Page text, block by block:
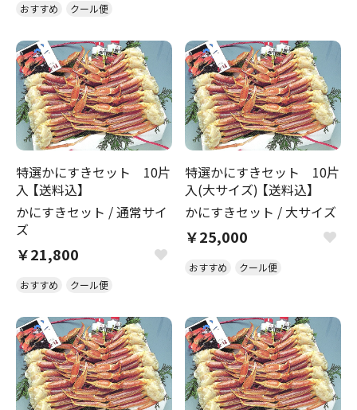
おすすめ クール便
特選かにすきセット 10片
入 【送料込】
かにすきセット /通常サイ
ズ
￥21,800
おすすめ クール便
特選かにすきセット 10片
入(大サイズ) 【送料込】
かにすきセット / 大サイズ
￥25,000
おすすめ クール便